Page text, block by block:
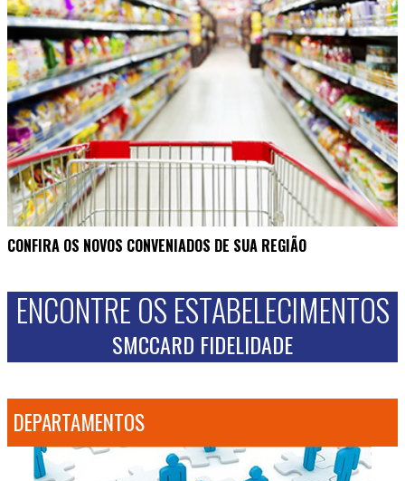
CONFIRA OS NOVOS CONVENIADOS DE SUA REGIÃO
ENCONTRE OS ESTABELECIMENTOS
SMCCARD FIDELIDADE
DEPARTAMENTOS